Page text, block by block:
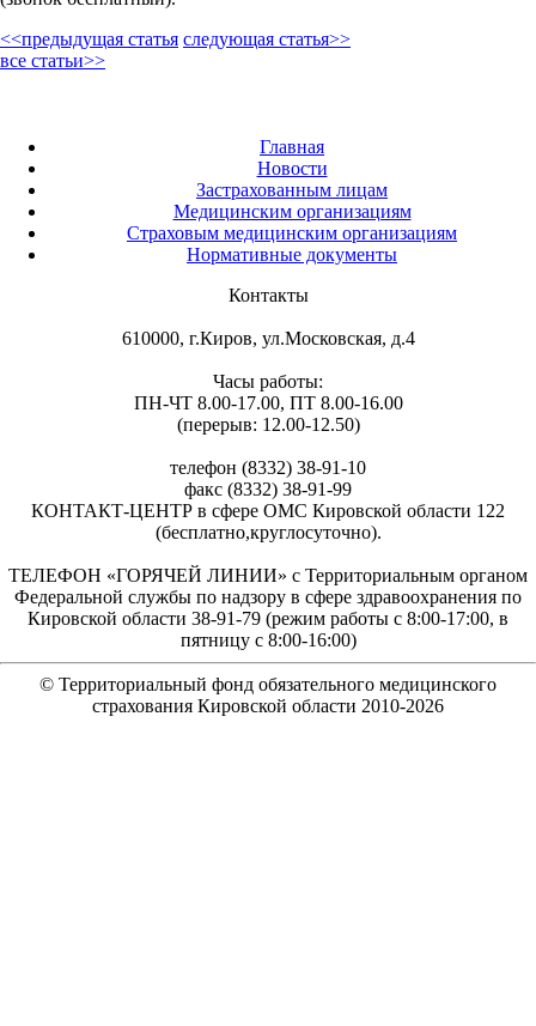
<<предыдущая статья следующая статья>>
все статьи>>
Главная
Новости
Застрахованным лицам
Медицинским организациям
Страховым медицинским организациям
Нормативные документы
Контакты
610000, г.Киров, ул.Московская, д.4
Часы работы:
ПН-ЧТ 8.00-17.00, ПТ 8.00-16.00
(перерыв: 12.00-12.50)
телефон (8332) 38-91-10
факс (8332) 38-91-99
КОНТАКТ-ЦЕНТР в сфере ОМС Кировской области 122
(бесплатно,круглосуточно).
ТЕЛЕФОН «ГОРЯЧЕЙ ЛИНИИ» с Территориальным органом
Федеральной службы по надзору в сфере здравоохранения по
Кировской области 38-91-79 (режим работы с 8:00-17:00, в
пятницу с 8:00-16:00)
© Территориальный фонд обязательного медицинского
страхования Кировской области 2010-2026